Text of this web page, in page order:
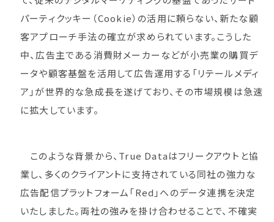
パーティクッキー（Cookie）の活用に頼らない、新たな顧
客アプローチ手法の確立が求められています。こうした
中、広告主である消費財メーカーなどが小売業の購買デ
ータや顧客基盤を活用して広告運用する「リテールメディ
ア」が世界的な急成長を遂げており、その市場規模は急速
に拡大しています。
このような背景から、True Dataはフリークアウトと協
業し、多くのクライアントに支持されている同社の強力な
広告配信プラットフォーム「Red」へのデータ連携を決定
いたしました。両社の強みを掛け合わせることで、不確実